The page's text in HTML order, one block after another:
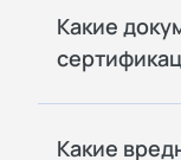
Какие
Какие